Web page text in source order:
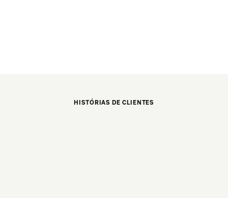
HISTÓRIAS DE CLIENTES